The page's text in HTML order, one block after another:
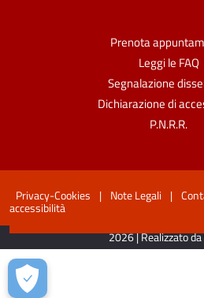
Prenota
Leggi le FAQ
Segnalazione
Dichiarazione di
P.N.R.R.
Privacy-Cookies | Note Legali |
accessibilità
2026 | Realizzato